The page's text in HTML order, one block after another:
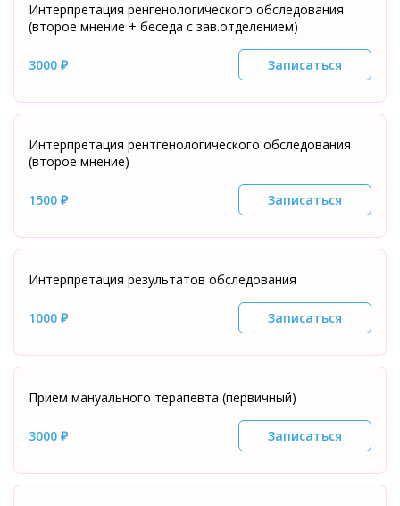
Интерпретация ренгенологического обследования
(второе мнение + беседа с зав.отделением)
3000 ₽ Записаться
Интерпретация рентгенологического обследования
(второе мнение)
1500 ₽ Записаться
Интерпретация результатов обследования
1000 ₽ Записаться
Прием мануального терапевта (первичный)
3000 ₽ Записаться